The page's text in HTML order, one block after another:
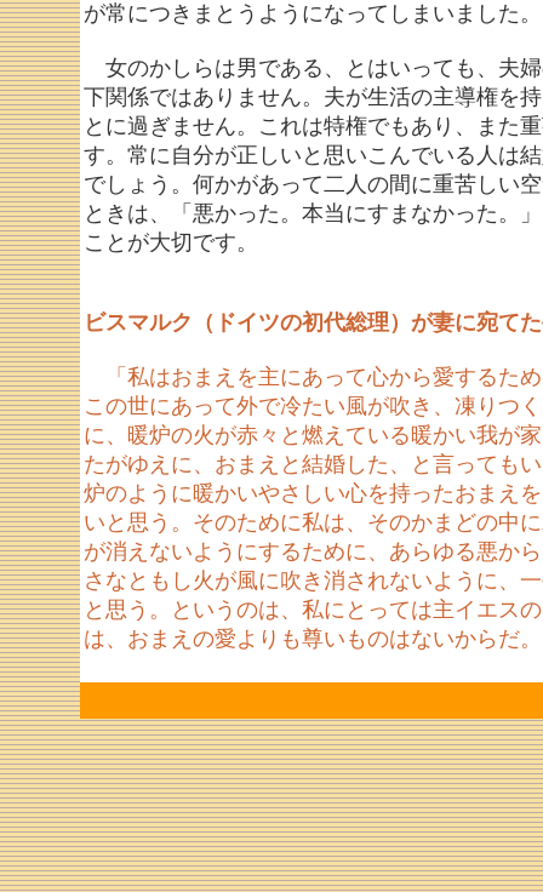
が常につきまとうようになってしまいました。
女のかしらは男である、とはいっても、夫
下関係ではありません。夫が生活の主導権を
とに過ぎません。これは特権でもあり、また
す。常に自分が正しいと思いこんでいる人は
でしょう。何かがあって二人の間に重苦しい
ときは、「悪かった。本当にすまなかった。
ことが大切です。
ビスマルク（ドイツの初代総理）が妻に宛て
「私はおまえを主にあって心から愛するた
この世にあって外で冷たい風が吹き、凍りつ
に、暖炉の火が赤々と燃えている暖かい我が
たがゆえに、おまえと結婚した、と言っても
炉のように暖かいやさしい心を持ったおまえ
いと思う。そのために私は、そのかまどの中
が消えないようにするために、あらゆる悪か
さなともし火が風に吹き消されないように、
と思う。というのは、私にとっては主イエス
は、おまえの愛よりも尊いものはないからだ